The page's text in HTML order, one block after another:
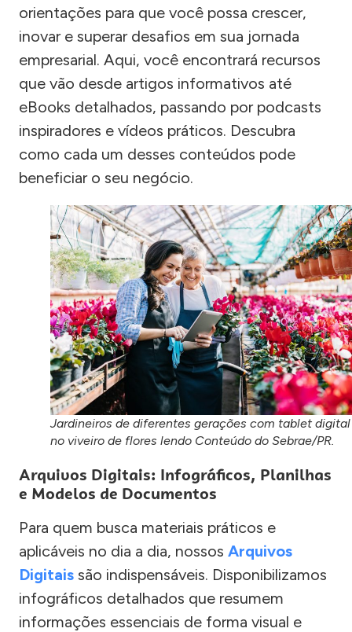
orientações para que você possa crescer,
inovar e superar desafios em sua jornada
empresarial. Aqui, você encontrará recursos
que vão desde artigos informativos até
eBooks detalhados, passando por podcasts
inspiradores e vídeos práticos. Descubra
como cada um desses conteúdos pode
beneficiar o seu negócio.
Jardineiros de diferentes gerações com tablet digital
no viveiro de flores lendo Conteúdo do Sebrae/PR.
Arquivos Digitais: Infográficos, Planilhas
e Modelos de Documentos
Para quem busca materiais práticos e
aplicáveis no dia a dia, nossos Arquivos
Digitais são indispensáveis. Disponibilizamos
infográficos detalhados que resumem
informações essenciais de forma visual e